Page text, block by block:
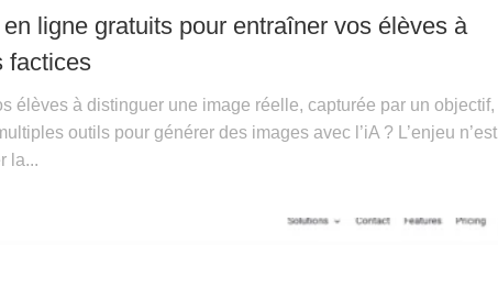
ligne gratuits pour entraîner vos élèves à
factices
élèves à distinguer une image réelle, capturée par un objectif,
outils pour générer des images avec l’iA ? L’enjeu n’est
la...